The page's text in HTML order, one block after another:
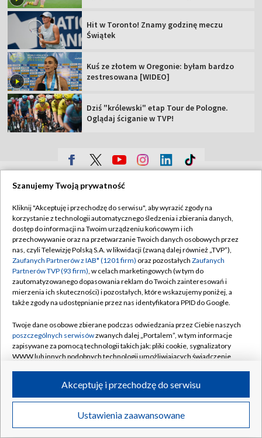
Transmisje Wideo
Hit w Toronto! Znamy godzinę meczu
Świątek
Kuś ze złotem w Oregonie: byłam bardzo
zestresowana [WIDEO]
Dziś "królewski" etap Tour de Pologne.
Oglądaj ściganie w TVP!
Sklep TVP
Biuro Reklamy
Oferta Handlowa
Telegazeta ogłoszenia
Emisja w TVP
Ogłoszenia przetargowe
Akademia Telewizyjna
Centrum informacji TVP
System NOS
Polityka prywatności
Moje zgody
Biuro reklamy
Kontakt
©2026 Telewizja Polska Spółka Akcyjna w likwidacji
Szanujemy Twoją prywatność
Kliknij "Akceptuję i przechodzę do serwisu", aby wyrazić zgody na
korzystanie z technologii automatycznego śledzenia i zbierania danych,
dostęp do informacji na Twoim urządzeniu końcowym i ich
przechowywanie oraz na przetwarzanie Twoich danych osobowych przez
nas, czyli Telewizję Polską S.A. w likwidacji (zwaną dalej również „TVP”),
Zaufanych Partnerów z IAB* (1201 firm) oraz pozostałych Zaufanych
Partnerów TVP (93 firm), w celach marketingowych (w tym do
zautomatyzowanego dopasowania reklam do Twoich zainteresowań i
mierzenia ich skuteczności) i pozostałych, które wskazujemy poniżej, a
także zgody na udostępnianie przez nas identyfikatora PPID do Google.
Twoje dane osobowe zbierane podczas odwiedzania przez Ciebie naszych
poszczególnych serwisówzwanych dalej „Portalem”, w tym informacje
zapisywane za pomocą technologii takich jak: pliki cookie, sygnalizatory
WWW lub innych podobnych technologii umożliwiających świadczenie
ruchu w Internecie.
Twoje dane osobowe zbierane podczas odwiedzania przez Ciebie
poszczególnych serwisówna Portalu, takie jak adresy IP, identyfikatory
Ustawienia zaawansowane
Akceptuję i przechodzę do serwisu